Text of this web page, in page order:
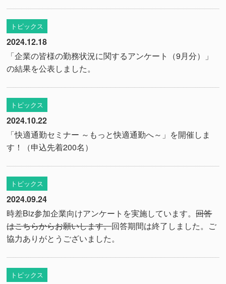
トピックス
2024.12.18
「企業の皆様の勤務状況に関するアンケート（9月分）」
の結果を公表しました。
トピックス
2024.10.22
「快適通勤セミナー ～もっと快適通勤へ～」を開催しま
す！（申込先着200名）
トピックス
2024.09.24
時差Biz参加企業向けアンケートを実施しています。回答
はこちらからお願いします。回答期間は終了しました。ご
協力ありがとうございました。
トピックス